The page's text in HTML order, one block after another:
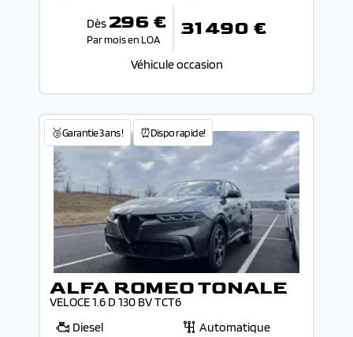
Dès 296 €
Par mois en LOA 31 490 €
Véhicule occasion
🥉Garantie 3 ans ! ⏰Dispo rapide!
ALFA ROMEO TONALE
VELOCE 1.6 D 130 BV TCT6
Diesel
Automatique